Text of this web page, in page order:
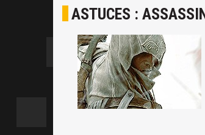
ASTUCES :